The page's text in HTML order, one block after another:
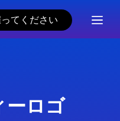
てください
ーロゴ